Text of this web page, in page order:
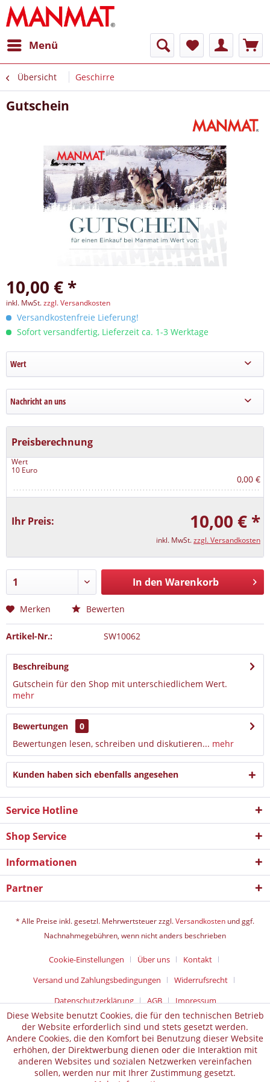
Menü
Übersicht Geschirre
Gutschein
10,00 € *
inkl. MwSt.zzgl. Versandkosten
Versandkostenfreie Lieferung!
Sofort versandfertig, Lieferzeit ca. 1-3 Werktage
Wert
Nachricht an uns
Preisberechnung
Wert
10 Euro
0,00 €
Ihr Preis: 10,00 € *
inkl. MwSt.zzgl. Versandkosten
In den Warenkorb
Merken Bewerten
Artikel-Nr.: SW10062
Beschreibung
Gutschein für den Shop mit unterschiedlichem Wert.
mehr
Bewertungen
0
Bewertungen lesen, schreiben und diskutieren... mehr
Kunden haben sich ebenfalls angesehen
Service Hotline
Shop Service
Informationen
Partner
* Alle Preise inkl. gesetzl. Mehrwertsteuer zzgl.Versandkosten und ggf.
Nachnahmegebühren, wenn nicht anders beschrieben
Cookie-Einstellungen Über uns
Kontakt
Versand und Zahlungsbedingungen
Widerrufsrecht
Datenschutz­erklärung
AGB Impressum
Diese Website benutzt Cookies, die für den technischen Betrieb
der Website erforderlich sind und stets gesetzt werden.
Andere Cookies, die den Komfort bei Benutzung dieser Website
erhöhen, der Direktwerbung dienen oder die Interaktion mit
anderen Websites und sozialen Netzwerken vereinfachen
sollen, werden nur mit Ihrer Zustimmung gesetzt.